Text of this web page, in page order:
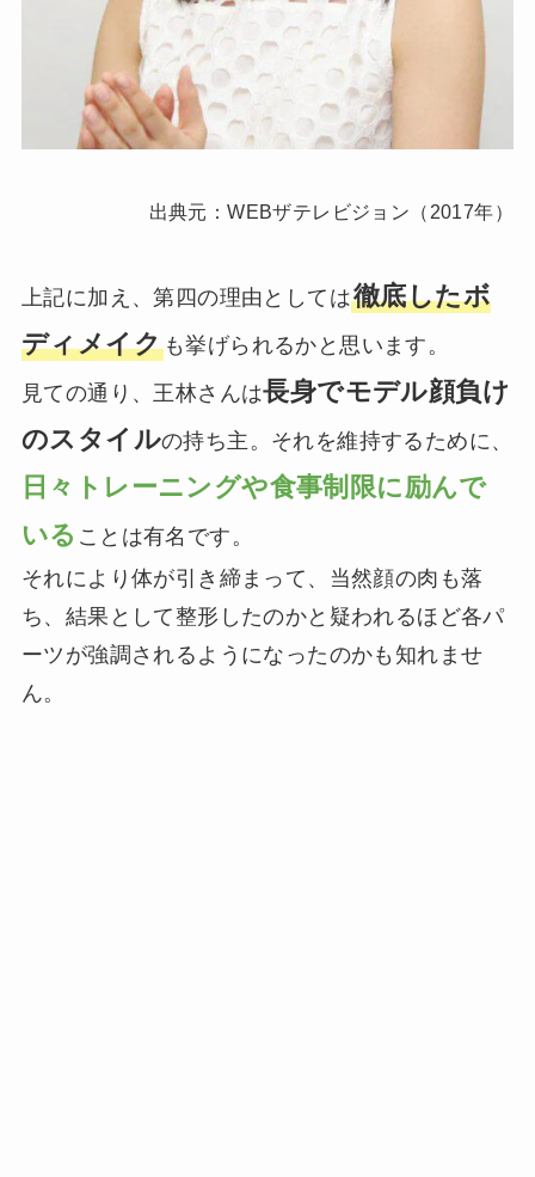
出典元：WEBザテレビジョン（2017年）
上記に加え、第四の理由としては徹底したボ
ディメイクも挙げられるかと思います。
見ての通り、王林さんは長身でモデル顔負け
のスタイルの持ち主。それを維持するために、
日々トレーニングや食事制限に励んで
いる ことは有名です。
それにより体が引き締まって、当然顔の肉も落
ち、結果として整形したのかと疑われるほど各パ
ーツが強調されるようになったのかも知れませ
ん。